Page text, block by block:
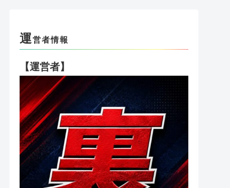
運営者情報
【運営者】